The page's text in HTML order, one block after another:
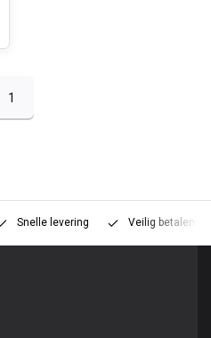
1
Snelle levering Veilig betalen